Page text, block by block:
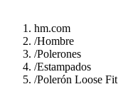
hm.com
/Hombre
/Polerones
/Estampados
/Polerón Loose Fit